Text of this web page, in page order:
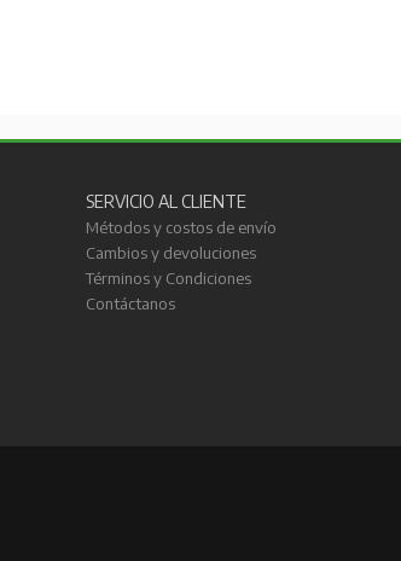
SERVICIO AL CLIENTE
Métodos y costos de envío
Cambios y devoluciones
Términos y Condiciones
Contáctanos